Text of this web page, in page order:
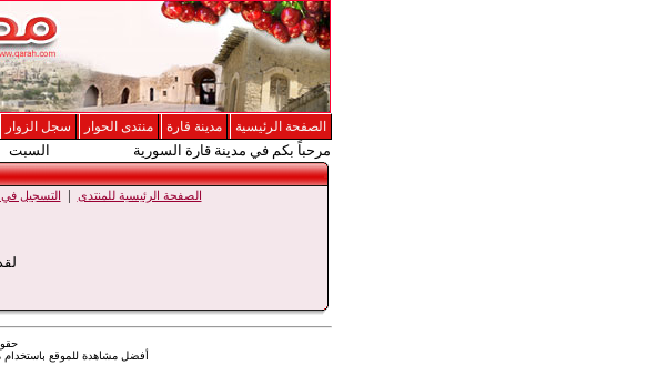
الصفحة الرئيسية مدينة قارة منتدى الحوار سجل الزوار
مرحباً بكم في مدينة قارة السورية السبت 8/8/2026 الساعة 10:24 صباحاً
الصفحة الرئيسية للمنتدى | التسجيل في
أفضل مشاهدة للموقع باستخدام متصفح إنترنت